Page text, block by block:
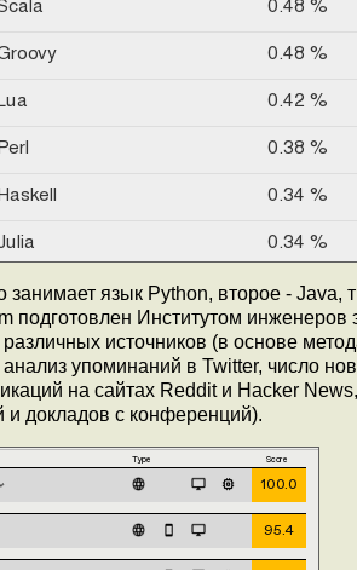
язык Python, второе - Java,
Институтом инженеров
источников (в основе
упоминаний в Twitter, число
на сайтах Reddit и Hacker
докладов с конференций).